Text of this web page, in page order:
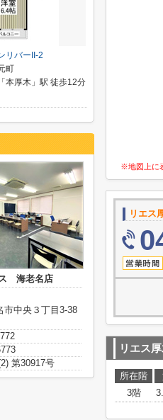
※地図上に
リエス
リエス
所在階
3階
リバーII-2
町
本厚木」駅 徒歩12分
海老名店
市中央３丁目3-38
第30917号